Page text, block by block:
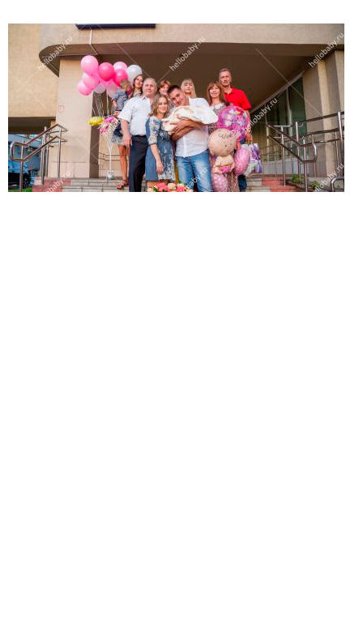
(работает только если на устройстве установлен указанный
мессенджер)
Ваше имя:*
Имя мужа:*
Его телефон:*
Подтверждаю свое согласие на обработку персональных
данных в соответствии Политикой конфиденциальности